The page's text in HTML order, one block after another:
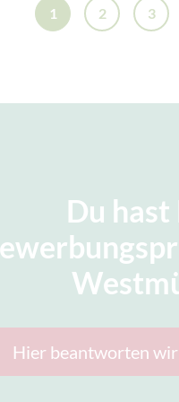
1 2 3
Du hast
Hier beantworten